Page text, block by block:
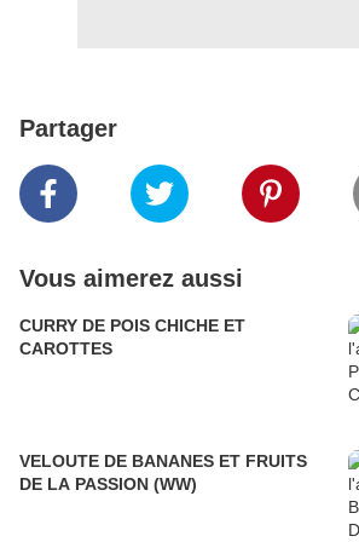
Partager
Vous aimerez aussi
CURRY DE POIS CHICHE ET
CAROTTES
VELOUTE DE BANANES ET FRUITS
DE LA PASSION (WW)